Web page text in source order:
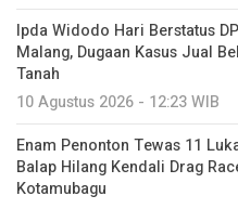
Ipda Widodo Hari Berstatus
Malang, Dugaan Kasus Jual
Tanah
10 Agustus 2026 - 12:23 WIB
Enam Penonton Tewas 11
Balap Hilang Kendali Drag
Kotamubagu